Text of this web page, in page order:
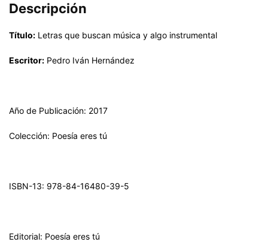
Descripción
Título: Letras que buscan música y algo instrumental
Escritor: Pedro Iván Hernández
Año de Publicación: 2017
Colección: Poesía eres tú
ISBN-13: 978-84-16480-39-5
Editorial: Poesía eres tú